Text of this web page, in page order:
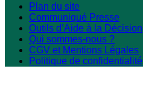
Plan du site
Communiqué Presse
Outils d’Aide à la Décision
Qui sommes-nous ?
CGV et Mentions Légales
Politique de confidentialité